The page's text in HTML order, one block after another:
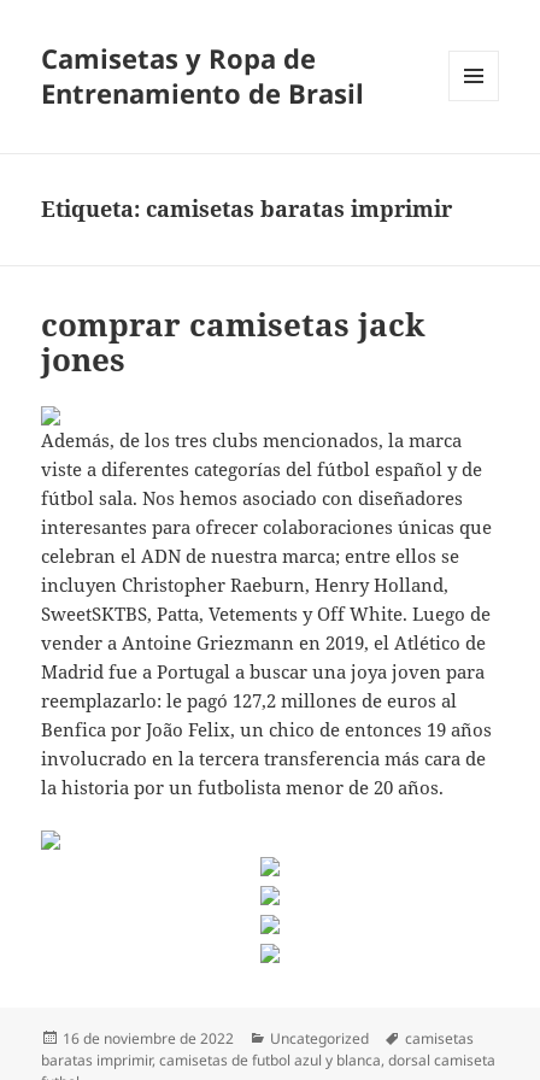
Camisetas y Ropa de
Entrenamiento de Brasil
Etiqueta:camisetas baratas imprimir
comprar camisetas jack
jones
Además, de los tres clubs mencionados, la marca
viste a diferentes categorías del fútbol español y de
fútbol sala. Nos hemos asociado con diseñadores
interesantes para ofrecer colaboraciones únicas que
celebran el ADN de nuestra marca; entre ellos se
incluyen Christopher Raeburn, Henry Holland,
SweetSKTBS, Patta, Vetements y Off White. Luego de
vender a Antoine Griezmann en 2019, el Atlético de
Madrid fue a Portugal a buscar una joya joven para
reemplazarlo: le pagó 127,2 millones de euros al
Benfica por João Felix, un chico de entonces 19 años
involucrado en la tercera transferencia más cara de
la historia por un futbolista menor de 20 años.
Publicado
el
16 de noviembre de 2022 Categorías
Uncategorized Etiquetas
camisetas
baratas imprimir,camisetas de futbol azul y blanca,dorsal camiseta